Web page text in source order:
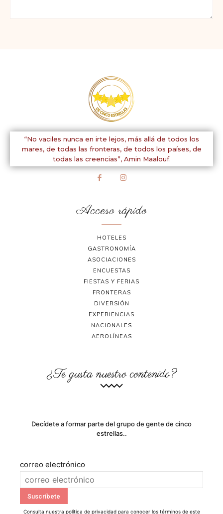
“No vaciles nunca en irte lejos, más allá de todos los
mares, de todas las fronteras, de todos los países, de
todas las creencias”, Amin Maalouf.
Acceso rápido
HOTELES
GASTRONOMÍA
ASOCIACIONES
ENCUESTAS
FIESTAS Y FERIAS
FRONTERAS
DIVERSIÓN
EXPERIENCIAS
NACIONALES
AEROLÍNEAS
¿Te gusta nuestro contenido?
Decídete a formar parte del grupo de gente de cinco
estrellas..
correo electrónico
Consulta nuestra política de privacidadpara conocer los términos de este